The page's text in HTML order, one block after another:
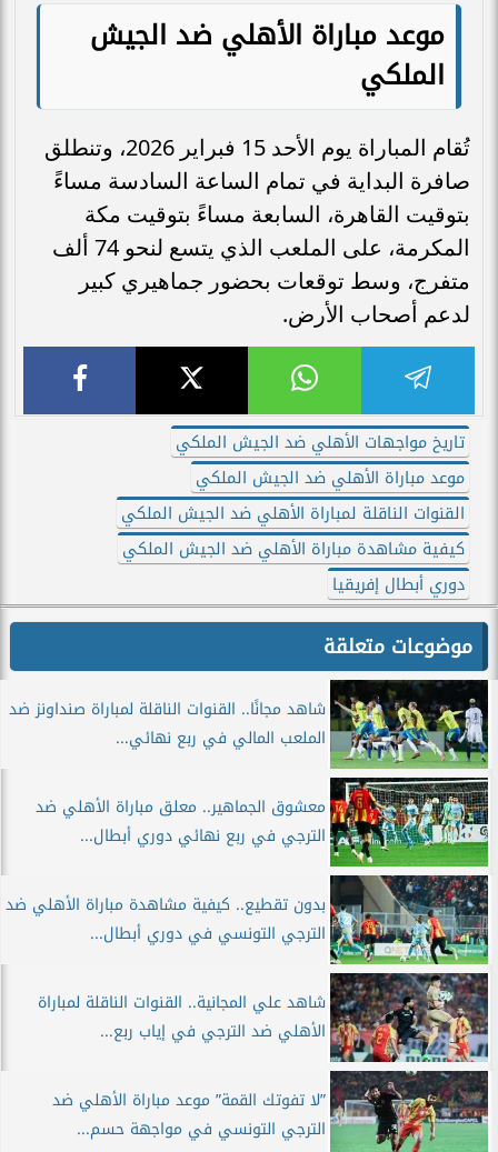
موعد مباراة الأهلي ضد الجيش
الملكي
تُقام المباراة يوم الأحد 15 فبراير 2026، وتنطلق
صافرة البداية في تمام الساعة السادسة مساءً
بتوقيت القاهرة، السابعة مساءً بتوقيت مكة
المكرمة، على الملعب الذي يتسع لنحو 74 ألف
متفرج، وسط توقعات بحضور جماهيري كبير
لدعم أصحاب الأرض.
تاريخ مواجهات الأهلي ضد الجيش الملكي
موعد مباراة الأهلي ضد الجيش الملكي
القنوات الناقلة لمباراة الأهلي ضد الجيش الملكي
كيفية مشاهدة مباراة الأهلي ضد الجيش الملكي
دوري أبطال إفريقيا
موضوعات متعلقة
شاهد مجانًا.. القنوات الناقلة لمباراة صنداونز ضد
الملعب المالي في ربع نهائي...
معشوق الجماهير.. معلق مباراة الأهلي ضد
الترجي في ربع نهائي دوري أبطال...
بدون تقطيع.. كيفية مشاهدة مباراة الأهلي ضد
الترجي التونسي في دوري أبطال...
شاهد علي المجانية.. القنوات الناقلة لمباراة
الأهلي ضد الترجي في إياب ربع...
”لا تفوتك القمة” موعد مباراة الأهلي ضد
الترجي التونسي في مواجهة حسم...